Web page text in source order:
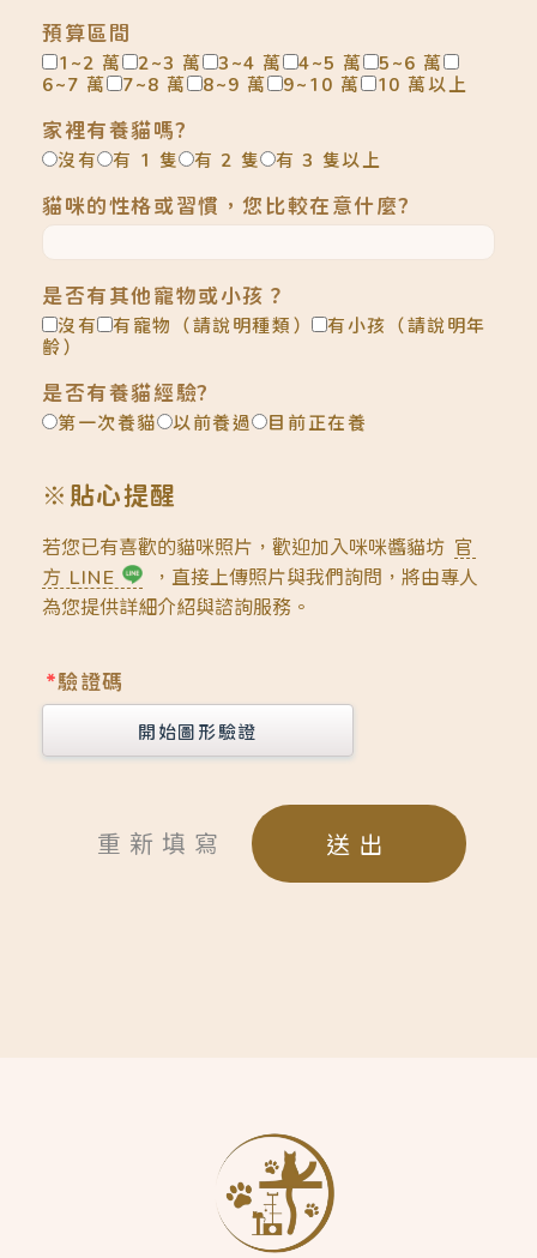
預算區間
1~2 萬 2~3 萬 3~4 萬 4~5 萬
5~6 萬
6~7 萬
7~8 萬 8~9 萬 9~10 萬 10 萬以上
家裡有養貓嗎?
沒有 有 1 隻 有 2 隻 有 3 隻以上
貓咪的性格或習慣，您比較在意什麼?
是否有其他寵物或小孩？
沒有 有寵物（請說明種類）
有小孩（請說明年
齡）
是否有養貓經驗?
第一次養貓 以前養過 目前正在養
※貼心提醒
若您已有喜歡的貓咪照片，歡迎加入咪咪醬貓坊 官
方 LINE
，直接上傳照片與我們詢問，將由專人
為您提供詳細介紹與諮詢服務。
*驗證碼
開始圖形驗證